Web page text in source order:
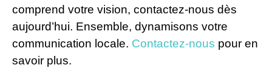
comprend votre vision, contactez-nous dès
aujourd’hui. Ensemble, dynamisons votre
communication locale. Contactez-nous pour en
savoir plus.